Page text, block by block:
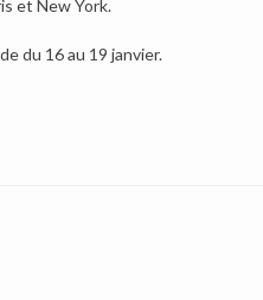
et New York.
du 16 au 19 janvier.